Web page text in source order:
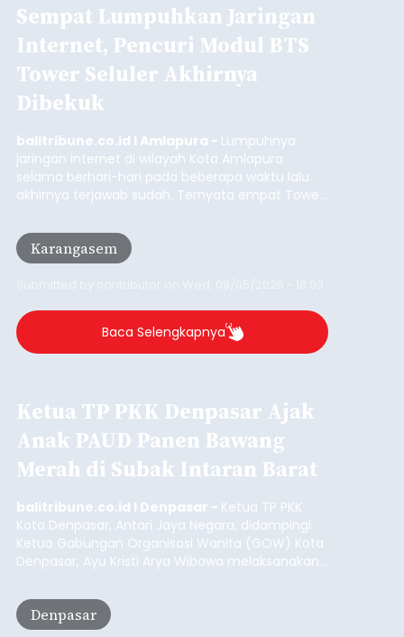
Sempat Lumpuhkan Jaringan
Internet, Pencuri Modul BTS
Tower Seluler Akhirnya
Dibekuk
balitribune.co.id I Amlapura - Lumpuhnya
jaringan internet di wilayah Kota Amlapura
selama berhari-hari pada beberapa waktu lalu
akhirnya terjawab sudah. Ternyata empat Tower
wilayah Karangasem telah dibobol maling,
dimana bagian modul penguat signal yang
berada di Tower BTS Seluler itu hilang dicuri.
Karangasem
Baca Selengkapnya
Ketua TP PKK Denpasar Ajak
Anak PAUD Panen Bawang
Merah di Subak Intaran Barat
balitribune.co.id I Denpasar - Ketua TP PKK
Kota Denpasar, Antari Jaya Negara, didampingi
Ketua Gabungan Organisasi Wanita (GOW) Kota
Denpasar, Ayu Kristi Arya Wibawa melaksanakan
bersama anak-anak Pendidikan Anak Usia Dini
(PAUD) di Subak Intaran Barat, Rabu (5/8/2026).
Denpasar